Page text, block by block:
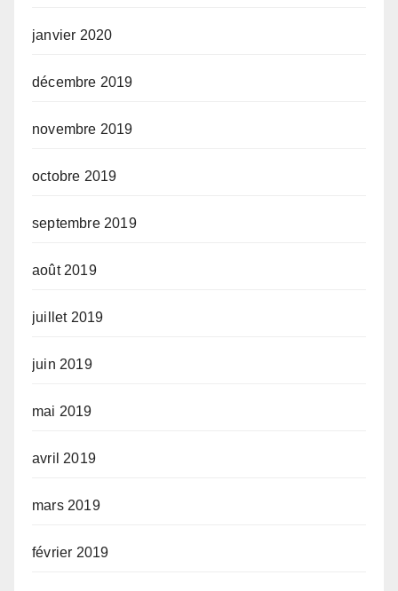
janvier 2020
décembre 2019
novembre 2019
octobre 2019
septembre 2019
août 2019
juillet 2019
juin 2019
mai 2019
avril 2019
mars 2019
février 2019